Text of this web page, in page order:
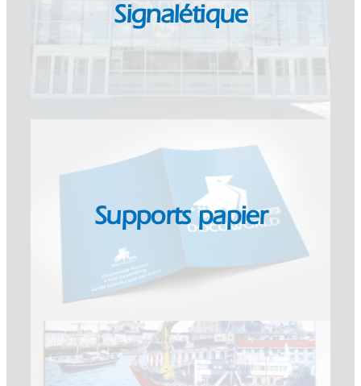
Signalétique
Supports papier